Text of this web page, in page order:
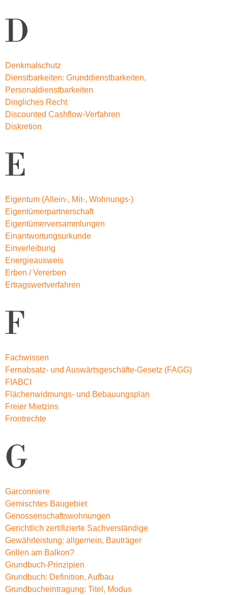
D
Denkmalschutz
Dienstbarkeiten: Grunddienstbarkeiten,
Personaldienstbarkeiten
Dingliches Recht
Discounted Cashflow-Verfahren
Diskretion
E
Eigentum (Allein-, Mit-, Wohnungs-)
Eigentümerpartnerschaft
Eigentümerversammlungen
Einantwortungsurkunde
Einverleibung
Energieausweis
Erben / Vererben
Ertragswertverfahren
F
Fachwissen
Fernabsatz- und Auswärtsgeschäfte-Gesetz (FAGG)
FIABCI
Flächenwidmungs- und Bebauungsplan
Freier Mietzins
Frontrechte
G
Garconniere
Gemischtes Baugebiet
Genossenschaftswohnungen
Gerichtlich zertifizierte Sachverständige
Gewährleistung: allgemein, Bauträger
Grillen am Balkon?
Grundbuch-Prinzipien
Grundbuch: Definition, Aufbau
Grundbucheintragung: Titel, Modus